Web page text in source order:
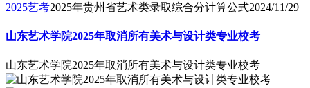
2025艺考2025年贵州省艺术类录取综合分计算公式2024/11/29
山东艺术学院2025年取消所有美术与设计类专业校考
山东艺术学院2025年取消所有美术与设计类专业校考